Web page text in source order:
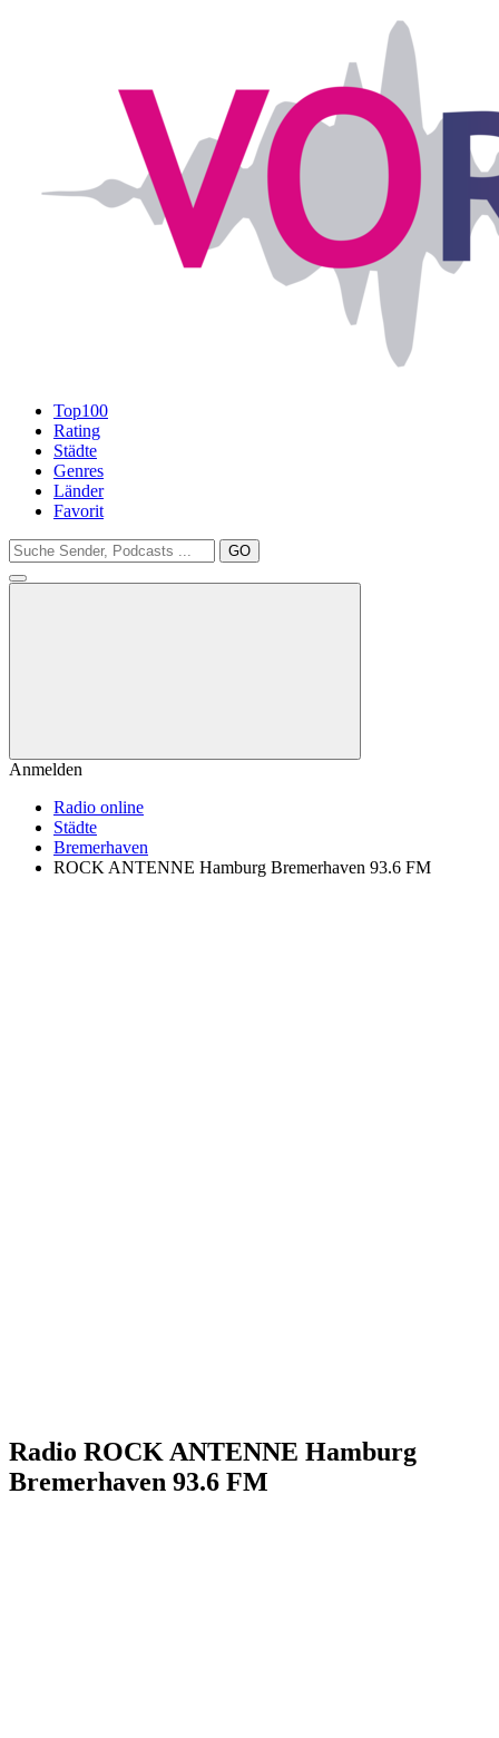
Top100
Rating
Städte
Genres
Länder
Favorit
GO
Anmelden
Radio online
Städte
Bremerhaven
ROCK ANTENNE Hamburg Bremerhaven 93.6 FM
Radio ROCK ANTENNE Hamburg
Bremerhaven 93.6 FM